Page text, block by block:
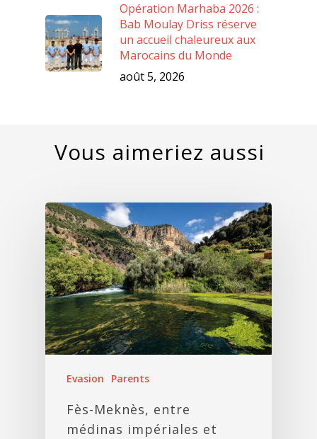
Opération Marhaba 2026 :
Bab Moulay Driss réserve
un accueil chaleureux aux
Marocains du Monde
août 5, 2026
Evasion Parents
Fès-Meknès, entre
médinas impériales et